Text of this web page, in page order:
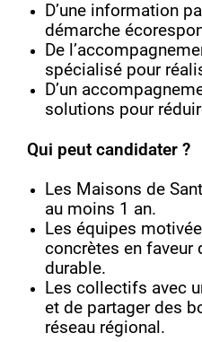
D’une information
démarche
De
spécialisé pour
D’un
solutions pour
Qui peut candidater ?
Les Maisons de
au moins 1 an.
Les équipes
concrètes en faveur
durable.
Les collectifs avec
et de partager des
réseau régional.